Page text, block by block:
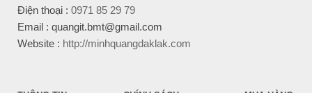
Điện thoại : 0971 85 29 79
Email : quangit.bmt@gmail.com
Website : http://minhquangdaklak.com